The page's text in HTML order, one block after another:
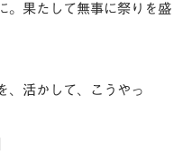
。果たして無事に祭りを盛
、活かして、こうやっ